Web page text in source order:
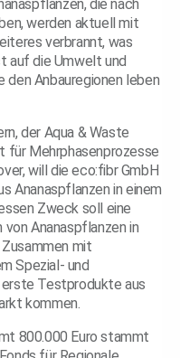
die nach
werden aktuell mit
verbrannt, was
auf die Umwelt und
den Anbauregionen leben
der Aqua & Waste
für Mehrphasenprozesse
will die eco:fibr GmbH
Ananaspflanzen in einem
Zweck soll eine
Ananaspflanzen in
mit
Spezial- und
Testprodukte aus
kommen.
800.000 Euro stammt